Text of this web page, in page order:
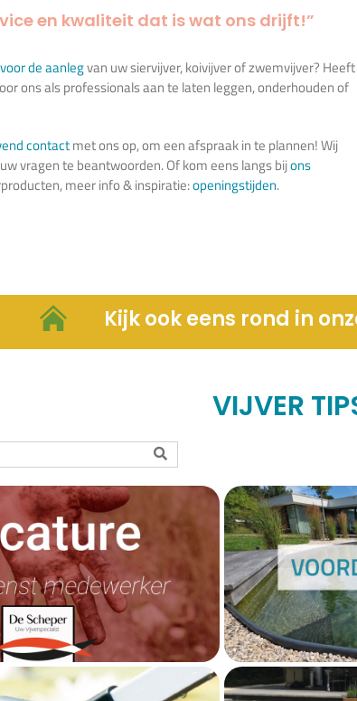
en kwaliteit dat is wat ons drijft!”
de aanlegvan uw siervijver, koivijver of zwemvijver?
ons als professionals aan te laten leggen, onderhouden of
contactmet ons op, om een afspraak in te plannen! Wij
vragen te beantwoorden. Of kom eens langs bijons
meer info & inspiratie:openingstijden.
Kijk ook eens rond in
VIJVER